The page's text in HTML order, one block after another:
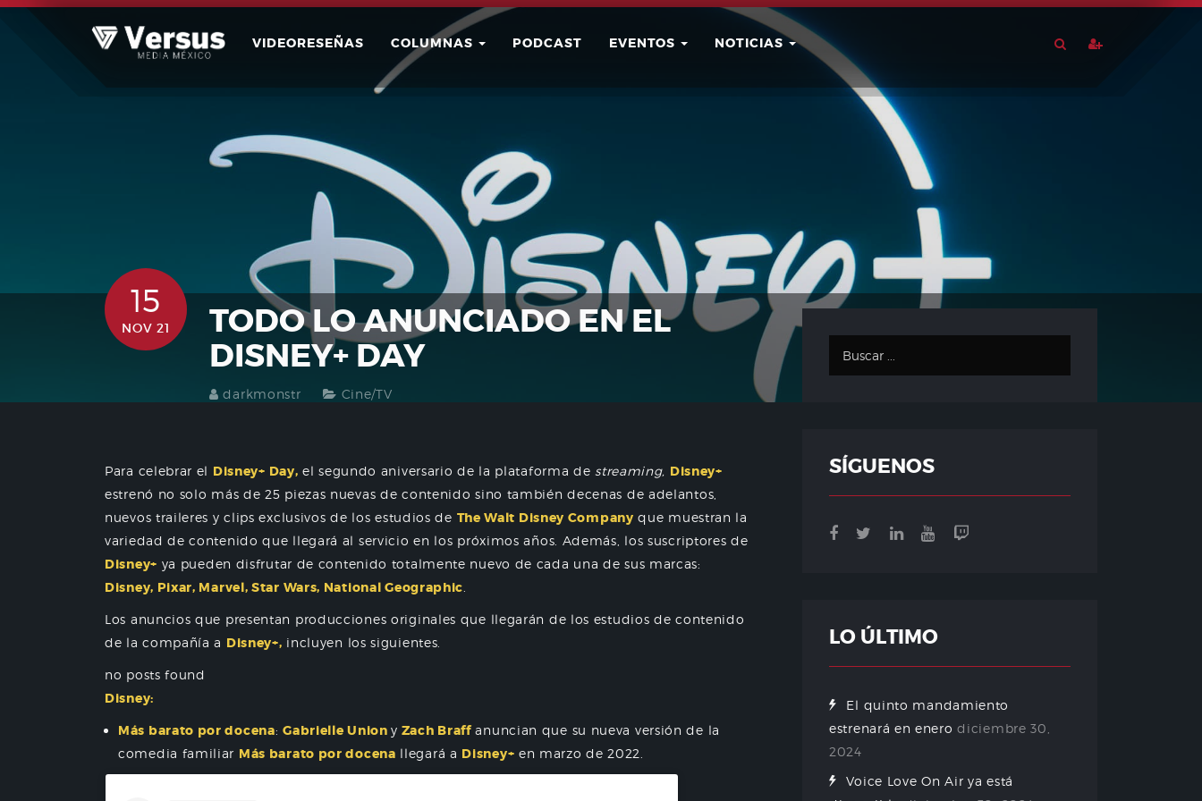
Skip
VIDEORESEÑAS COLUMNAS PODCAST EVENTOS NOTICIAS
15
NOV 21
TODO LO ANUNCIADO EN EL
DISNEY+ DAY
darkmonstr Cine/TV
Para celebrar el Disney+ Day, el segundo aniversario de la plataforma de streaming, Disney+
estrenó no solo más de 25 piezas nuevas de contenido sino también decenas de adelantos,
nuevos traileres y clips exclusivos de los estudios de The Walt Disney Company que muestran la
variedad de contenido que llegará al servicio en los próximos años. Además, los suscriptores de
Disney+ ya pueden disfrutar de contenido totalmente nuevo de cada una de sus marcas:
Disney, Pixar, Marvel, Star Wars, National Geographic
Los anuncios que presentan producciones originales que llegarán de los estudios de contenido
de la compañía a Disney+, incluyen los siguientes.
no posts found
Disney:
Más barato por docena:Gabrielle Uniony Zach Braffanuncian que su nueva versión de la
comedia familiar Más barato por docena llegará a Disney+ en marzo de 2022.
SÍGUENOS
LO ÚLTIMO
El quinto mandamiento
estrenará en enero diciembre 30,
2024
Voice Love On Air ya está